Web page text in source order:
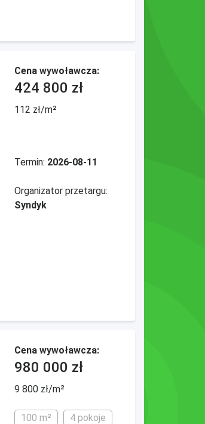
Cena wywoławcza:
424 800 zł
112 zł/m²
Termin: 2026-08-11
Organizator przetargu:
Syndyk
Cena wywoławcza:
980 000 zł
9 800 zł/m²
100 m² 4 pokoje